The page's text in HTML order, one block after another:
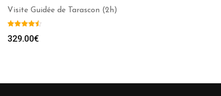
Visite Guidée de Tarascon (2h)
329.00€